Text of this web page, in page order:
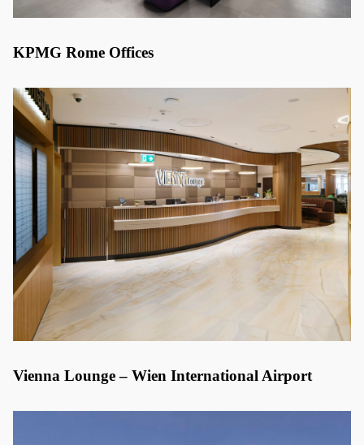
KPMG Rome Offices
Vienna Lounge – Wien International Airport